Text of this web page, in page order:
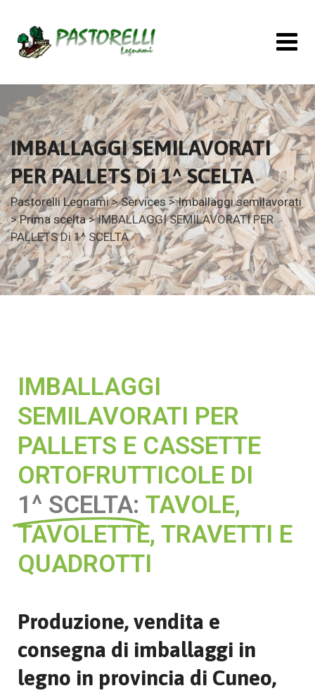
IMBALLAGGI SEMILAVORATI
PER PALLETS Di 1^ SCELTA
Pastorelli Legnami>Services >Imballaggi semilavorati
>Prima scelta>IMBALLAGGI SEMILAVORATI PER
PALLETS Di 1^ SCELTA
IMBALLAGGI
SEMILAVORATI PER
PALLETS E CASSETTE
ORTOFRUTTICOLE DI
1^ SCELTA: TAVOLE,
TAVOLETTE, TRAVETTI E
QUADROTTI
Produzione, vendita e
consegna di imballaggi in
legno in provincia di Cuneo,